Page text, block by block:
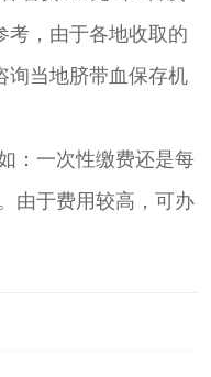
考，由于各地收取的
询当地脐带血保存机
一次性缴费还是每
由于费用较高，可办